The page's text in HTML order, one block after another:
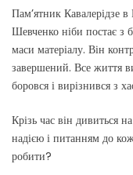
Пам’ятник Кавалерідзе
Шевченко ніби постає з
маси матеріалу. Він
завершений. Все життя
боровся і вирізнився з
Крізь час він дивиться
надією і питанням до
робити?